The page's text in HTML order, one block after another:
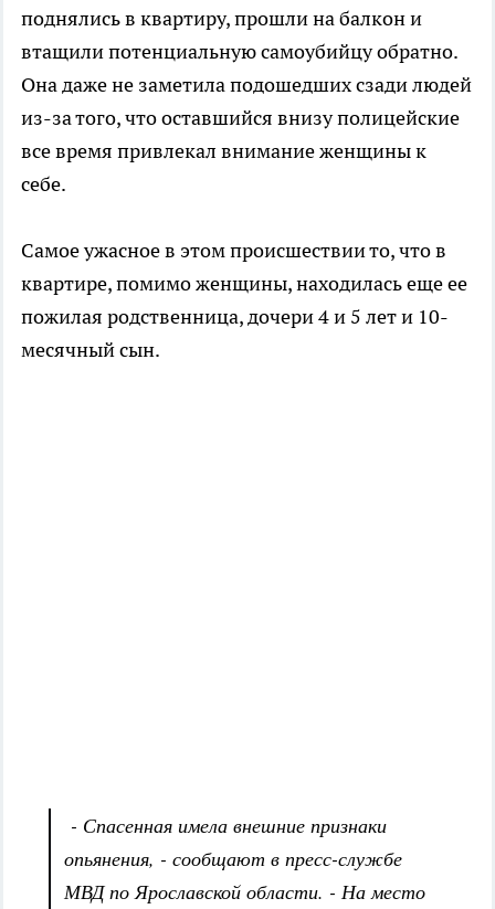
поднялись в квартиру, прошли на балкон и
втащили потенциальную самоубийцу обратно.
Она даже не заметила подошедших сзади людей
из-за того, что оставшийся внизу полицейские
все время привлекал внимание женщины к
себе.
Самое ужасное в этом происшествии то, что в
квартире, помимо женщины, находилась еще ее
пожилая родственница, дочери 4 и 5 лет и 10-
месячный сын.
- Спасенная имела внешние признаки
опьянения, - сообщают в пресс-службе
МВД по Ярославской области. - На место